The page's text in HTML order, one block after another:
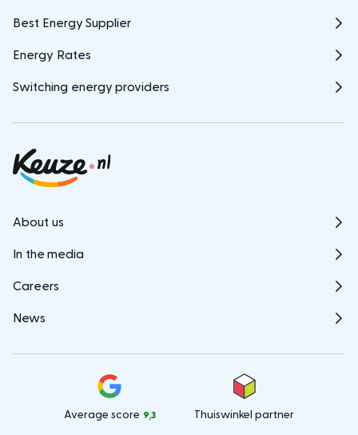
About us
In the media
Careers
News
Average score 9,3 Thuiswinkel partner
Best Energy Supplier
Energy Rates
Switching energy providers